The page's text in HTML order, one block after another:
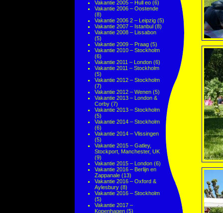
Vakantie 2005 – Hull eo (6)
Vakantie 2006 – Oostende
(8)
Vakantie 2006 2 – Leipzig (5)
Vakantie 2007 – Istanbul (8)
Vakantie 2008 – Lissabon
(5)
Vakantie 2009 – Praag (5)
Vakantie 2010 – Stockholm
(6)
Vakantie 2011 – London (6)
Vakantie 2011 – Stockholm
(5)
Vakantie 2012 – Stockholm
(7)
Vakantie 2012 – Wenen (5)
Vakantie 2013 – London &
Corby (7)
Vakantie 2013 – Stockholm
(5)
Vakantie 2014 – Stockholm
(6)
Vakantie 2014 – Vlissingen
(5)
Vakantie 2015 – Gatley,
Stockport, Manchester, UK
(9)
Vakantie 2015 – London (6)
Vakantie 2016 – Berlijn en
Zappanale (13)
Vakantie 2016 – Oxford &
Aylesbury (8)
Vakantie 2016 – Stockholm
(5)
Vakantie 2017 –
Kopenhagen (5)